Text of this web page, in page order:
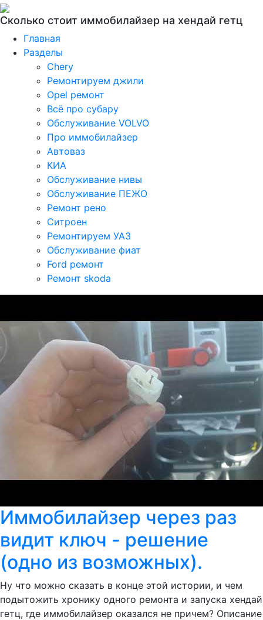
Сколько стоит иммобилайзер на хендай гетц
Главная
Разделы
Chery
Ремонтируем джили
Opel ремонт
Всё про субару
Обслуживание VOLVO
Про иммобилайзер
Автоваз
КИА
Обслуживание нивы
Обслуживание ПЕЖО
Ремонт рено
Ситроен
Ремонтируем УАЗ
Обслуживание фиат
Ford ремонт
Ремонт skoda
Иммобилайзер через раз
видит ключ - решение
(одно из возможных).
Ну что можно сказать в конце этой истории, и чем
подытожить хронику одного ремонта и запуска хендай
гетц, где иммобилайзер оказался не причем? Описание